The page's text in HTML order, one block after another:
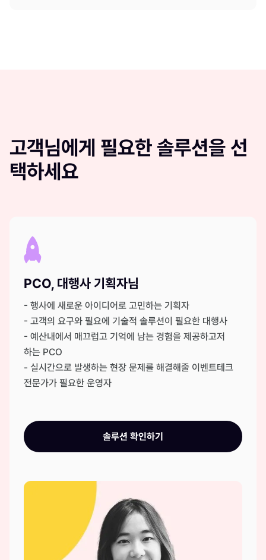
고객님에게 필요한 솔루션을 선
택하세요
PCO, 대행사 기획자님
- 행사에 새로운 아이디어로 고민하는 기획자
- 고객의 요구와 필요에 기술적 솔루션이 필요한 대행사
- 예산내에서 매끄럽고 기억에 남는 경험을 제공하고저
하는 PCO
- 실시간으로 발생하는 현장 문제를 해결해줄 이벤트테크
전문가가 필요한 운영자
솔루션 확인하기